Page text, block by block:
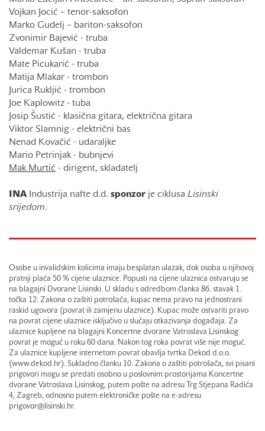
Vojkan Jocić – tenor-saksofon
Marko Gudelj – bariton-saksofon
Zvonimir Bajević - truba
Valdemar Kušan - truba
Mate Picukarić - truba
Matija Mlakar - trombon
Jurica Rukljić - trombon
Joe Kaplowitz - tuba
Josip Šustić - klasična gitara, električna gitara
Viktor Slamnig - električni bas
Nenad Kovačić - udaraljke
Mario Petrinjak - bubnjevi
Mak Murtić - dirigent, skladatelj
INAIndustrija nafte d.d. sponzor je ciklusa Lisinski
srijedom.
Osobe u invalidskim kolicima imaju besplatan ulazak, dok osoba u njihovoj
pratnji plaća 50 % cijene ulaznice. Popusti na cijene ulaznica ostvaruju se
na blagajni Dvorane Lisinski. U skladu s odredbom članka 86. stavak 1.
točka 12. Zakona o zaštiti potrošača, kupac nema pravo na jednostrani
raskid ugovora (povrat ili zamjenu ulaznice). Kupac može ostvariti pravo
na povrat cijene ulaznice isključivo u slučaju otkazivanja događaja. Za
ulaznice kupljene na blagajni Koncertne dvorane Vatroslava Lisinskog
povrat je moguć u roku 60 dana. Nakon tog roka povrat više nije moguć.
Za ulaznice kupljene internetom povrat obavlja tvrtka Dekod d.o.o.
(www.dekod.hr). Sukladno članku 10. Zakona o zaštiti potrošača, svi pisani
prigovori mogu se predati osobno u poslovnim prostorijama Koncertne
dvorane Vatroslava Lisinskog, putem pošte na adresu Trg Stjepana Radića
4, Zagreb, odnosno putem elektroničke pošte na e-adresu
prigovor@lisinski.hr.